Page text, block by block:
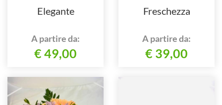
Elegante
A partire da:
€ 49,00
Freschezza
A partire da:
€ 39,00